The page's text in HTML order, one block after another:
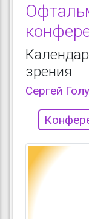
зрения
Сергей